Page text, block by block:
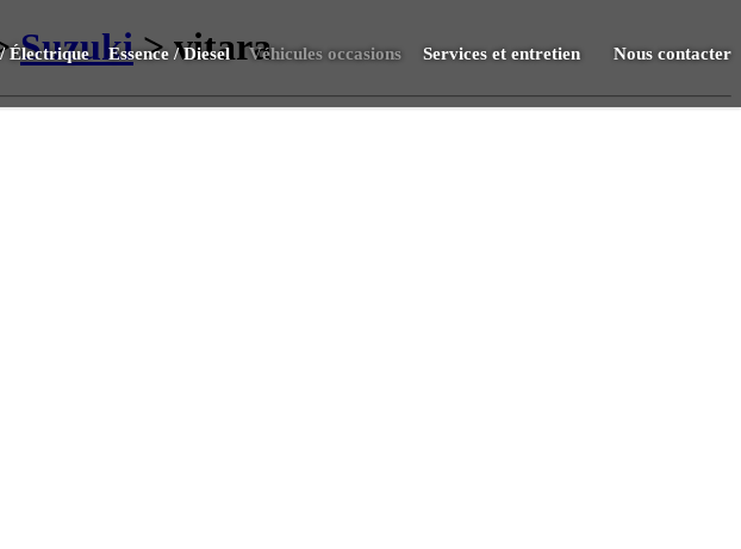
Électrique Essence / Diesel Véhicules occasions Services et entretien Nous contacter
Suzuki> vitara